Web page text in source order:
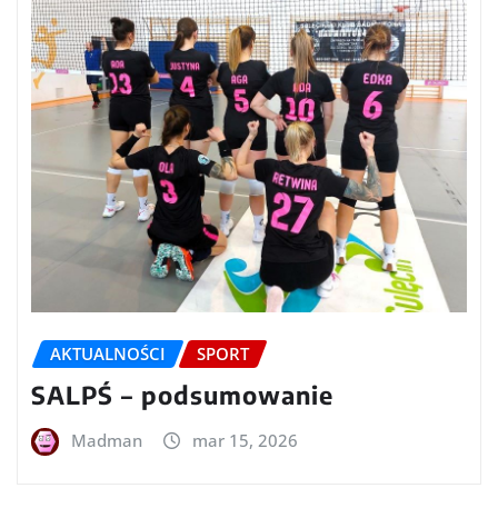
AKTUALNOŚCI SPORT
SALPŚ – podsumowanie
Madman mar 15, 2026